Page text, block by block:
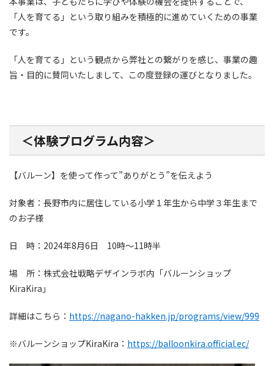
「人を育てる」という取り組みを積極的に進めていくための事業
です。
「人を育てる」という観点から弊社との繋がりを感じ、事業の趣
旨・目的に賛同いたしまして、この度登録の運びとなりました。
＜体験プログラム内容＞
【バルーン】を使って作って”ありがとう”を伝えよう
対象者：長野市内に居住している小学１年生から中学３年生まで
のお子様
日 時：2024年8月6日 10時〜11時半
場 所：株式会社戦略デザインラボ内「バルーンショップ
KiraKira」
詳細はこちら： https://nagano-hakken.jp/programs/view/999
※バルーンショップKiraKira： https://balloonkira.official.ec/